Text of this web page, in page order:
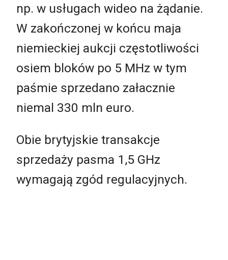
np. w usługach wideo na żądanie.
W zakończonej w końcu maja
niemieckiej aukcji częstotliwości
osiem bloków po 5 MHz w tym
paśmie sprzedano załacznie
niemal 330 mln euro.
Obie brytyjskie transakcje
sprzedaży pasma 1,5 GHz
wymagają zgód regulacyjnych.